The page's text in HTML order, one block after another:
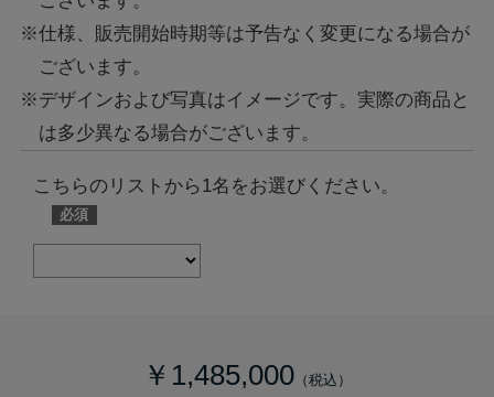
※仕様、販売開始時期等は予告なく変更になる場合が
ございます。
※デザインおよび写真はイメージです。実際の商品と
は多少異なる場合がございます。
こちらのリストから1名をお選びください。
￥1,485,000